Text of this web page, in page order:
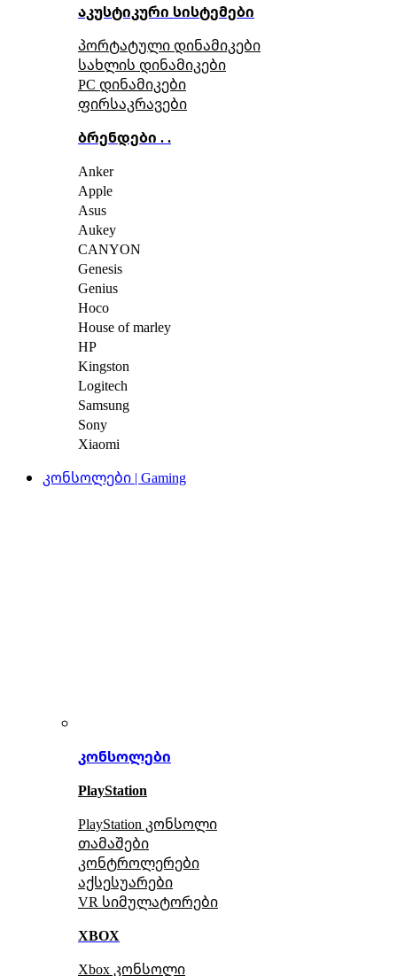
აკუსტიკური სისტემები
პორტატული დინამიკები
სახლის დინამიკები
PC დინამიკები
ფირსაკრავები
ბრენდები . .
Anker
Apple
Asus
Aukey
CANYON
Genesis
Genius
Hoco
House of marley
HP
Kingston
Logitech
Samsung
Sony
Xiaomi
კონსოლები | Gaming
კონსოლები
PlayStation
PlayStation კონსოლი
თამაშები
კონტროლერები
აქსესუარები
VR სიმულატორები
XBOX
Xbox კონსოლი